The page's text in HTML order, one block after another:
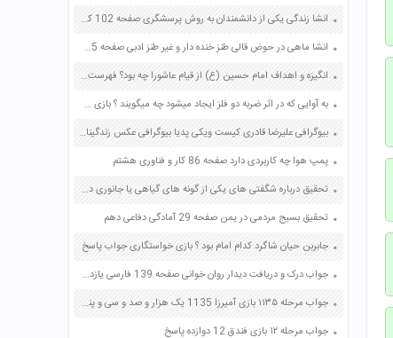
انشا زندگی یکی از دانشمندان به روش پرسشگری صفحه 102 کتاب نگارش فارسی چهارم
انشا ماهی در حوض قالی طنز خنده دار و غیر طنز ادبی صفحه 55 نگارش نهم
انگیزه و اهداف امام حسین (ع) از قیام عاشورا چه بود؟ فهرست کنید صفحه 61 مطالعات اجتماعی هشتم
به آوایی که در اثر ضربه دو فلز ایجاد میشود چه میگویند ؟ بازی خواستگاری جواب پاسخ
بیوگرافی علیرضا قادری کیست ویکی پدیا بیوگرافی عکس زندگینامه اینستاگرام
پمپ هوا چه کاربردی دارد صفحه 86 کار و فناوری هشتم
تحقیق درباره شگفتی های یکی از گونه های گیاهی یا جانوری درس هایی درباره خالق هستی صفحه 42 مطالعات اجتماعی نهم
تحقیق بسیج مردمی در یمن صفحه 29 آمادگی دفاعی دهم
جابربن حیان شاگرد کدام امام بود ؟ بازی خواستگاری جواب پاسخ
جواب درک و دریافت دیدار روان خوانی صفحه 139 فارسی یازدهم
جواب مرحله ۱۱۳۵ بازی آمیرزا 1135 یک هزار و صد و سی و پنج پاسخ
جواب مرحله ۱۲ بازی فندق 12 دوازده پاسخ